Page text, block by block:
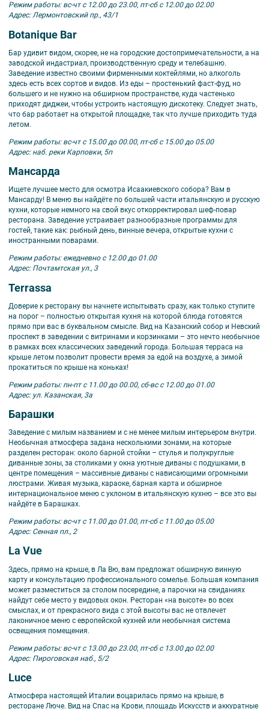
Режим работы: вс-чт с 12.00 до 23.00, пт-сб с 12.00 до 02.00
Адрес: Лермонтовский пр., 43/1
Botanique Bar
Бар удивит видом, скорее, не на городские достопримечательности, а на
заводской индастриал, производственную среду и телебашню.
Заведение известно своими фирменными коктейлями, но алкоголь
здесь есть всех сортов и видов. Из еды – простенький фаст-фуд, но
большего и не нужно на обширном пространстве, куда частенько
приходят диджеи, чтобы устроить настоящую дискотеку. Следует знать,
что бар работает на открытой площадке, так что лучше приходить туда
летом.
Режим работы: вс-чт с 15.00 до 00.00, пт-сб с 15.00 до 05.00
Адрес: наб. реки Карповки, 5п
Мансарда
Ищете лучшее место для осмотра Исаакиевского собора? Вам в
Мансарду! В меню вы найдёте по большей части итальянскую и русскую
кухни, которые немного на свой вкус откорректировал шеф-повар
ресторана. Заведение устраивает разнообразные программы для
гостей, такие как: рыбный день, винные вечера, открытые кухни с
иностранными поварами.
Режим работы: ежедневно с 12.00 до 01.00
Адрес: Почтамтская ул., 3
Terrassa
Доверие к ресторану вы начнете испытывать сразу, как только ступите
на порог – полностью открытая кухня на которой блюда готовятся
прямо при вас в буквальном смысле. Вид на Казанский собор и Невский
проспект в заведении с витринами и корзинками – это нечто необычное
в рамках всех классических заведений города. Большая терраса на
крыше летом позволит провести время за едой на воздухе, а зимой
прокатиться по крыше на коньках!
Режим работы: пн-пт с 11.00 до 00.00, сб-вс с 12.00 до 01.00
Адрес: ул. Казанская, 3а
Барашки
Заведение с милым названием и с не менее милым интерьером внутри.
Необычная атмосфера задана несколькими зонами, на которые
разделен ресторан: около барной стойки – стулья и полукруглые
диванные зоны, за столиками у окна уютные диваны с подушками, в
центре помещения – массивные диваны с нависающими огромными
люстрами. Живая музыка, караоке, барная карта и обширное
интернациональное меню с уклоном в итальянскую кухню – все это вы
найдёте в Барашках.
Режим работы: вс-чт с 11.00 до 01.00, пт-сб с 11.00 до 05.00
Адрес: Сенная пл., 2
La Vue
Здесь, прямо на крыше, в Ла Вю, вам предложат обширную винную
карту и консультацию профессионального сомелье. Большая компания
может разместиться за столом посередине, а парочки на свиданиях
найдут себе место у видовых окон. Ресторан «на высоте» во всех
смыслах, и от прекрасного вида с этой высоты вас не отвлечет
лаконичное меню с европейской кухней или необычная система
освещения помещения.
Режим работы: вс-чт с 13.00 до 23.00, пт-сб с 13.00 до 02.00
Адрес: Пироговская наб., 5/2
Luce
Атмосфера настоящей Италии воцарилась прямо на крыше, в
ресторане Люче. Вид на Спас на Крови, площадь Искусств и аккуратные